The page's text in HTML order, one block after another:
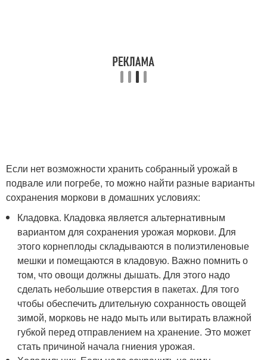
Если нет возможности хранить собранный урожай в
подвале или погребе, то можно найти разные варианты
сохранения моркови в домашних условиях:
Кладовка. Кладовка является альтернативным
вариантом для сохранения урожая моркови. Для
этого корнеплоды складываются в полиэтиленовые
мешки и помещаются в кладовую. Важно помнить о
том, что овощи должны дышать. Для этого надо
сделать небольшие отверстия в пакетах. Для того
чтобы обеспечить длительную сохранность овощей
зимой, морковь не надо мыть или вытирать влажной
губкой перед отправлением на хранение. Это может
стать причиной начала гниения урожая.